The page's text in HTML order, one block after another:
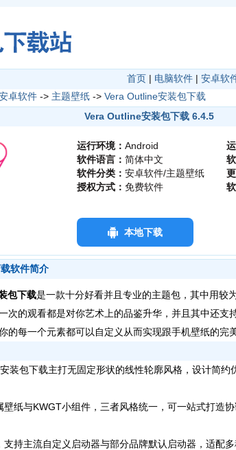
首页 | 电脑软件 | 安卓软
卓软件 -> 主题壁纸 -> Vera Outline安装包下载
Vera Outline安装包下载 6.4.5
运行环境： Android
软件语言： 简体中文
软件分类： 安卓软件/主题壁纸
授权方式： 免费软件
本地下载
软件简介
包下载是一款十分好看并且专业的主题包，其中用较
次的观看都是对你艺术上的品鉴升华，并且其中还支
的每一个元素都可以自定义从而实现跟手机壁纸的完美
包下载主打无固定形状的线性轮廓风格，设计简约
与KWGT小组件，三者风格统一，可一站式打造协
主流自定义启动器与部分品牌默认启动器，适配多